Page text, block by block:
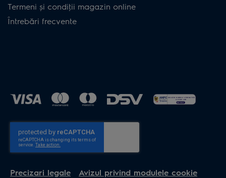
Termeni și condiţii magazin online
Întrebări frecvente
Precizari legale Avizul privind modulele cookie